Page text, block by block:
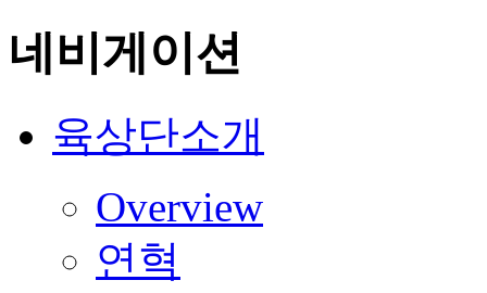
네비게이션
육상단소개
Overview
연혁